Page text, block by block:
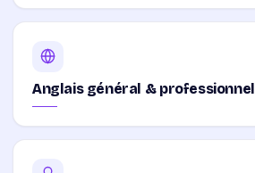
Anglais général & professionnel